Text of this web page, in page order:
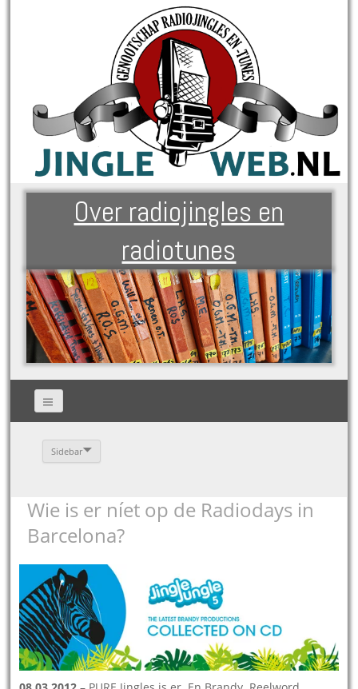
Over radiojingles en
radiotunes
Sidebar
Wie is er níet op de Radiodays in
Barcelona?